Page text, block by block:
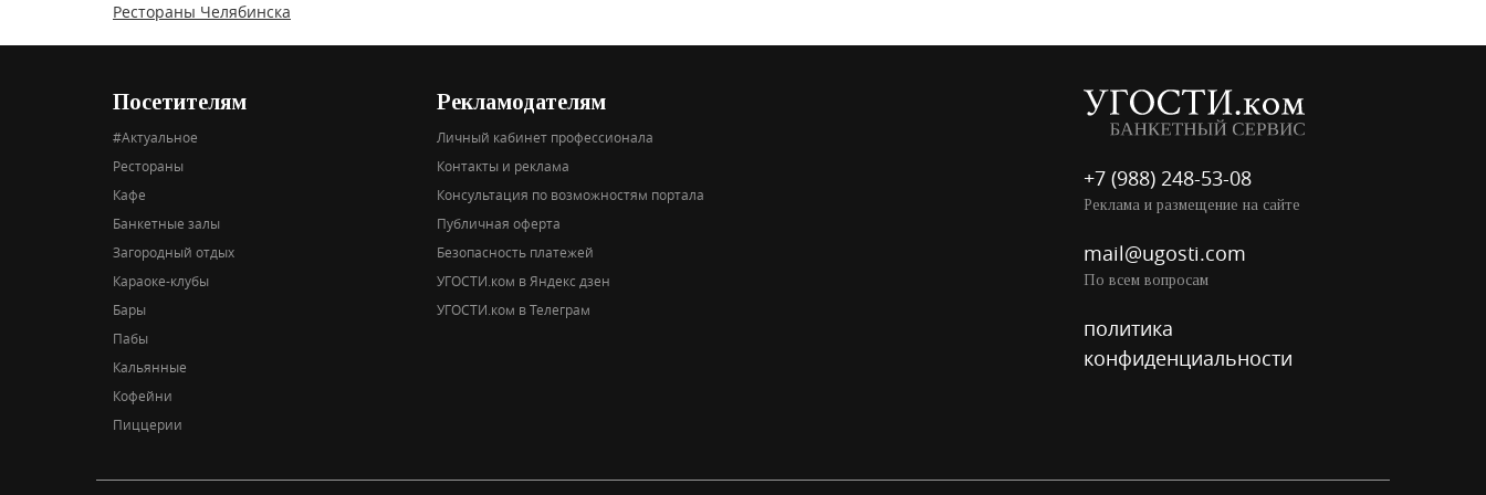
Рестораны Челябинска
Посетителям
#Актуальное
Рестораны
Кафе
Банкетные залы
Загородный отдых
Караоке-клубы
Бары
Пабы
Кальянные
Кофейни
Пиццерии
Рекламодателям
Личный кабинет профессионала
Контакты и реклама
Консультация по возможностям портала
Публичная оферта
Безопасность платежей
УГОСТИ.ком в Яндекс дзен
УГОСТИ.ком в Телеграм
+7 (988) 248-53-08
Реклама и размещение на сайте
mail@ugosti.com
По всем вопросам
политика
конфиденциальности